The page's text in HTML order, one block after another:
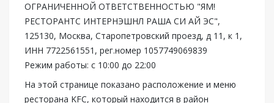
ОГРАНИЧЕННОЙ ОТВЕТСТВЕННОСТЬЮ "ЯМ!
РЕСТОРАНТС ИНТЕРНЭШНЛ РАША СИ АЙ ЭС",
125130, Москва, Старопетровский проезд, д 11, к 1,
ИНН 7722561551, рег.номер 1057749069839
Режим работы: с 10:00 до 22:00
На этой странице показано расположение и меню
ресторана KFC, который находится в район